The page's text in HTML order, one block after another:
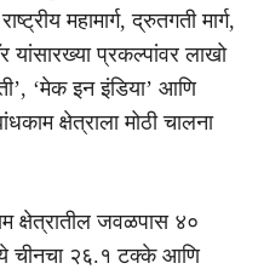
महामार्ग, द्रुतगती मार्ग,
यांसारख्या प्रकल्पांवर लाखो
‘मेक इन इंडिया’ आणि
क्षेत्राला मोठी चालना
क्षेत्रातील जवळपास ४०
चीनचा २६.१ टक्के आणि